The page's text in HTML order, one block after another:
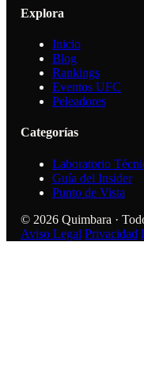
Explora
Inicio
Blog
Rankings
Eventos UFC
Peleadores
Categorías
Laboratorio
Guía del Insider
Punto de Vista
© 2026 Quimbara ·
Aviso Legal Privacidad